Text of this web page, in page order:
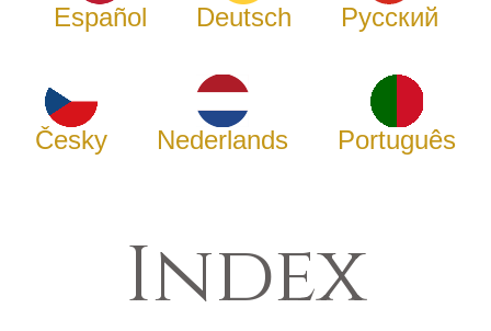
Español Deutsch Русский
Česky Nederlands Português
Index